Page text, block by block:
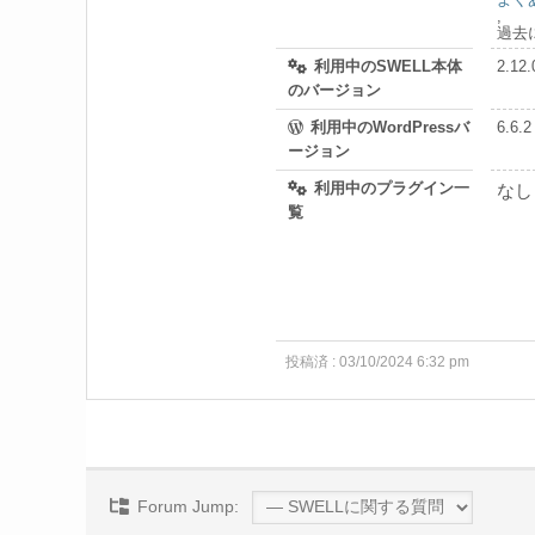
過去
利用中のSWELL本体
のバージョン
利用中のWordPressバ
ージョン
6.6.2
利用中のプラグイン一
覧
なし
投稿済 : 03/10/2024 6:32 pm
Forum Jump: